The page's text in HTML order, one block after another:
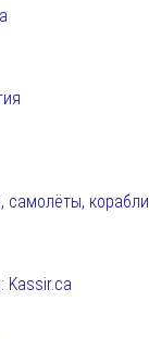
самолёты, корабли